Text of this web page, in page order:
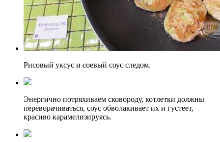
Рисовый уксус и соевый соус следом.
Энергично потряхиваем сковороду, котлетки должны
переворачиваться, соус обволакивает их и густеет,
красиво карамелизируясь.